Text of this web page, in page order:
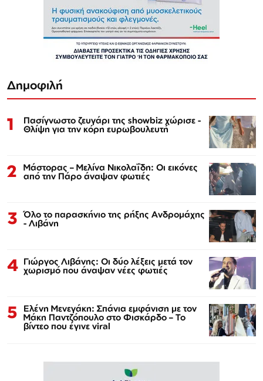
Δημοφιλή
1 Πασίγνωστο ζευγάρι της showbiz χώρισε -
Θλίψη για την κόρη ευρωβουλευτή
2 Μάστορας – Μελίνα Νικολαΐδη: Οι εικόνες
από την Πάρο άναψαν φωτιές
3 Όλο το παρασκήνιο της ρήξης Ανδρομάχης
- Λιβάνη
4 Γιώργος Λιβάνης: Οι δύο λέξεις μετά τον
χωρισμό που άναψαν νέες φωτιές
5 Ελένη Μενεγάκη: Σπάνια εμφάνιση με τον
Μάκη Παντζόπουλο στο Φισκάρδο – Το
βίντεο που έγινε viral